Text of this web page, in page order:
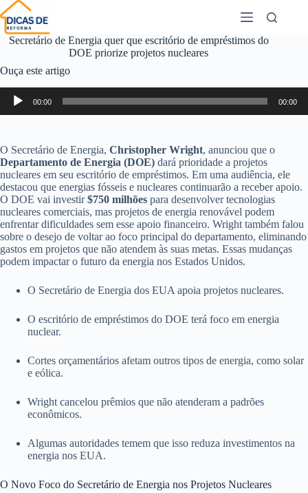
Secretário de Energia quer que escritório de empréstimos do
DOE priorize projetos nucleares
Ouça este artigo
Tocador
áudio
00:00 00:00
O Secretário de Energia, Christopher Wright, anunciou que o
Departamento de Energia (DOE) dará prioridade a projetos
nucleares em seu escritório de empréstimos. Em uma audiência, ele
destacou que energias fósseis e nucleares continuarão a receber apoio.
O DOE vai investir$750 milhões para desenvolver tecnologias
nucleares comerciais, mas projetos de energia renovável podem
enfrentar dificuldades sem esse apoio financeiro. Wright também falou
sobre o desejo de voltar ao foco principal do departamento, eliminando
gastos em projetos que não atendem às suas metas. Essas mudanças
podem impactar o futuro da energia nos Estados Unidos.
O Secretário de Energia dos EUA apoia projetos nucleares.
O escritório de empréstimos do DOE terá foco em energia
nuclear.
Cortes orçamentários afetam outros tipos de energia, como solar
e eólica.
Wright cancelou prêmios que não atenderam a padrões
econômicos.
Algumas autoridades temem que isso reduza investimentos na
energia nos EUA.
O Novo Foco do Secretário de Energia nos Projetos Nucleares